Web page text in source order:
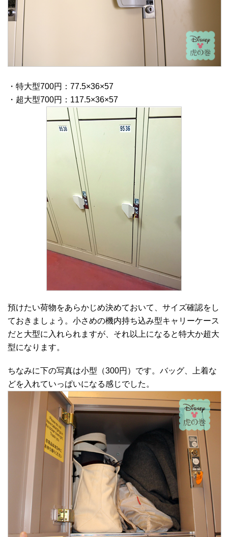
・特大型700円：77.5×36×57
・超大型700円：117.5×36×57
預けたい荷物をあらかじめ決めておいて、サイズ確認をし
ておきましょう。小さめの機内持ち込み型キャリーケース
だと大型に入れられますが、それ以上になると特大か超大
型になります。
ちなみに下の写真は小型（300円）です。バッグ、上着な
どを入れていっぱいになる感じでした。